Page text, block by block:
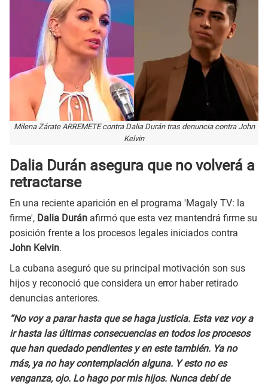
Milena Zárate ARREMETE contra Dalia Durán tras denuncia contra John
Kelvin
Dalia Durán asegura que no volverá a
retractarse
En una reciente aparición en el programa 'Magaly TV: la
firme', Dalia Durán afirmó que esta vez mantendrá firme su
posición frente a los procesos legales iniciados contra
John Kelvin.
La cubana aseguró que su principal motivación son sus
hijos y reconoció que considera un error haber retirado
denuncias anteriores.
“No voy a parar hasta que se haga justicia. Esta vez voy a
ir hasta las últimas consecuencias en todos los procesos
que han quedado pendientes y en este también. Ya no
más, ya no hay contemplación alguna. Y esto no es
venganza, ojo. Lo hago por mis hijos. Nunca debí de